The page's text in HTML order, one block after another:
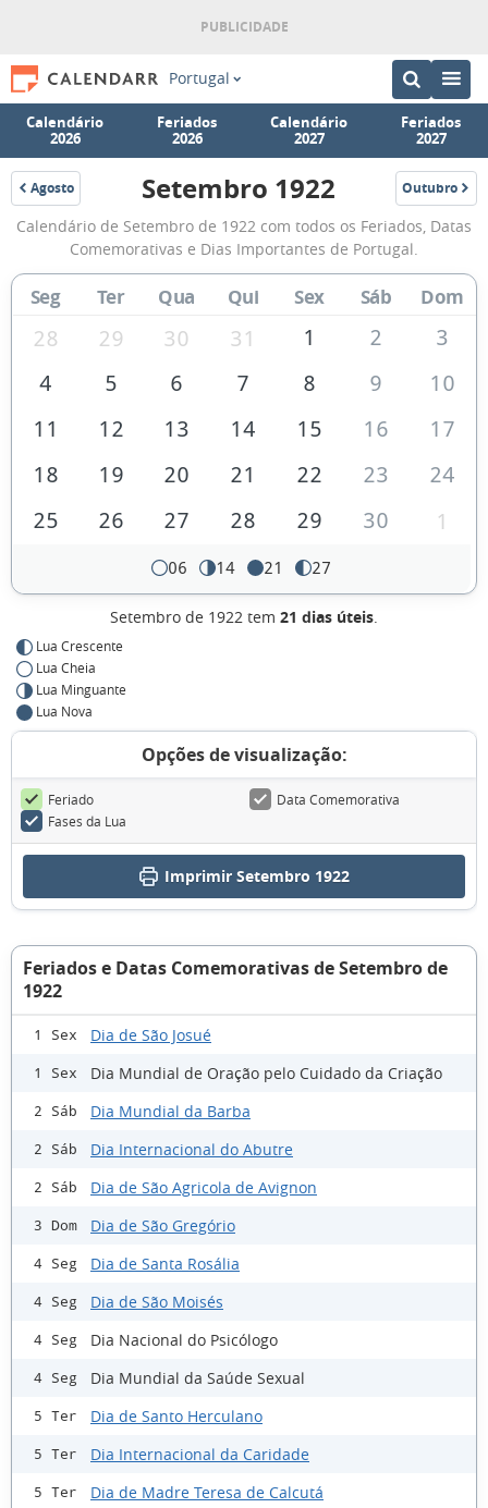
Portugal
Calendário
2026
Feriados
2026
Calendário
2027
Feriados
2027
Agosto
1922
Calendário
de
Setembro
de
1922
Setembro 1922 Outubro
1922
Calendário de Setembro de 1922 com todos os Feriados, Datas
Comemorativas e Dias Importantes de Portugal.
Seg Ter Qua Qui Sex Sáb Dom
28 29 30 31 1 2
3
4
5 6 7 8 9
10
11
12 13 14 15 16
17
18
19 20 21 22 23
24
25
26 27 28 29 30 1
06 14 21 27
Setembro de 1922 tem 21 dias úteis.
Lua Crescente
Lua Cheia
Lua Minguante
Lua Nova
Opções de visualização:
Feriado
Data Comemorativa
Fases da Lua
Imprimir Setembro 1922
Feriados e Datas Comemorativas de Setembro de
1922
1 Sex Dia de São Josué
1 Sex Dia Mundial de Oração pelo Cuidado da Criação
2 Sáb Dia Mundial da Barba
2 Sáb Dia Internacional do Abutre
2 Sáb Dia de São Agricola de Avignon
3 Dom Dia de São Gregório
4 Seg Dia de Santa Rosália
4 Seg Dia de São Moisés
4 Seg Dia Nacional do Psicólogo
4 Seg Dia Mundial da Saúde Sexual
5 Ter Dia de Santo Herculano
5 Ter Dia Internacional da Caridade
5 Ter Dia de Madre Teresa de Calcutá